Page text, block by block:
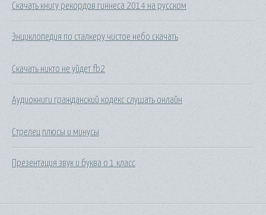
Скачать книгу рекордов гиннеса 2014 на русском
Энциклопедия по сталкеру чистое небо скачать
Скачать никто не уйдет fb2
Аудиокниги гражданский кодекс слушать онлайн
Стрелец плюсы и минусы
Презентация звук и буква о 1 класс